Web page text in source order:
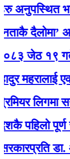
१९ गते
एक
लिगमा
पूर्ण
डा.